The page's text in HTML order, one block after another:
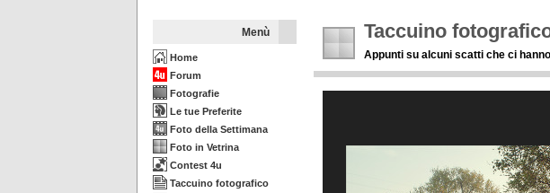
Menù
Home
Forum
Fotografie
Le tue Preferite
Foto della Settimana
Foto in Vetrina
Contest 4u
Taccuino fotografico
Taccuino
Appunti su alcuni scatti che ci